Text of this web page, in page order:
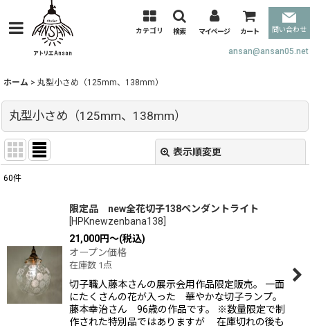
カテゴリ 検索 マイページ カート 問い合わせ
ansan@ansan05.net
ホーム > 丸型小さめ（125mm、138mm）
丸型小さめ（125mm、138mm）
表示順変更
60件
限定品 new全花切子138ペンダントライト
[HPKnewzenbana138
21,000円～(税込)
オープン価格
在庫数 1点
切子職人藤本さんの展示会用作品限定販売。 一面
にたくさんの花が入った 華やかな切子ランプ。
藤本幸治さん 96歳の作品です。 ※数量限定で制
作された特別品ではありますが 在庫切れの後も